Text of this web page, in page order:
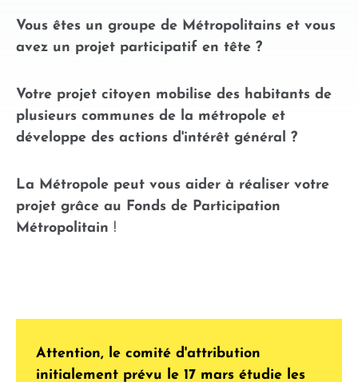
Vous êtes un groupe de Métropolitains et vous
avez un projet participatif en tête ?
Votre projet citoyen mobilise des habitants de
plusieurs communes de la métropole et
développe des actions d'intérêt général ?
La Métropole peut vous aider à réaliser votre
projet grâce au Fonds de Participation
Métropolitain !
Attention, le comité d'attribution
initialement prévu le 17 mars étudie les